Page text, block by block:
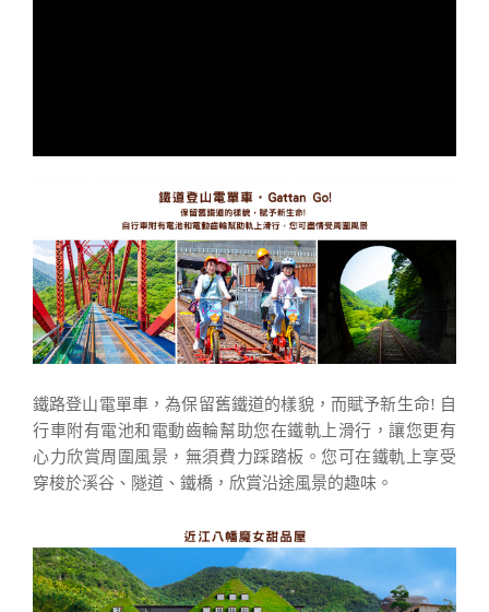
鐵路登山電單車，為保留舊鐵道的樣貌，而賦予新生命! 自
行車附有電池和電動齒輪幫助您在鐵軌上滑行，讓您更有
心力欣賞周圍風景，無須費力踩踏板。您可在鐵軌上享受
穿梭於溪谷、隧道、鐵橋，欣賞沿途風景的趣味。